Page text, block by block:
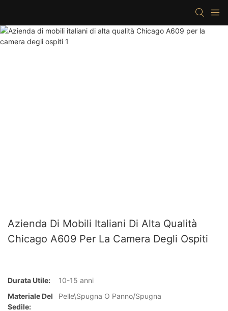
Azienda Di Mobili Italiani Di Alta Qualità
Chicago A609 Per La Camera Degli Ospiti
Durata Utile:
10-15 anni
Materiale Del
Sedile:
Pelle\Spugna O Panno/Spugna